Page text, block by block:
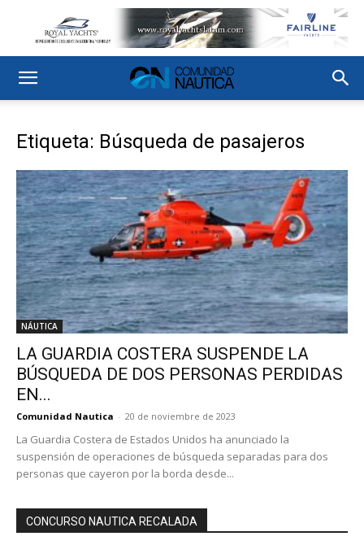
Etiqueta: Búsqueda de pasajeros
NÁUTICA
LA GUARDIA COSTERA SUSPENDE LA
BÚSQUEDA DE DOS PERSONAS PERDIDAS
EN...
Comunidad Nautica - 20 de noviembre de 2023
La Guardia Costera de Estados Unidos ha anunciado la
suspensión de operaciones de búsqueda separadas para dos
personas que cayeron por la borda desde...
CONCURSO NAUTICA RECALADA